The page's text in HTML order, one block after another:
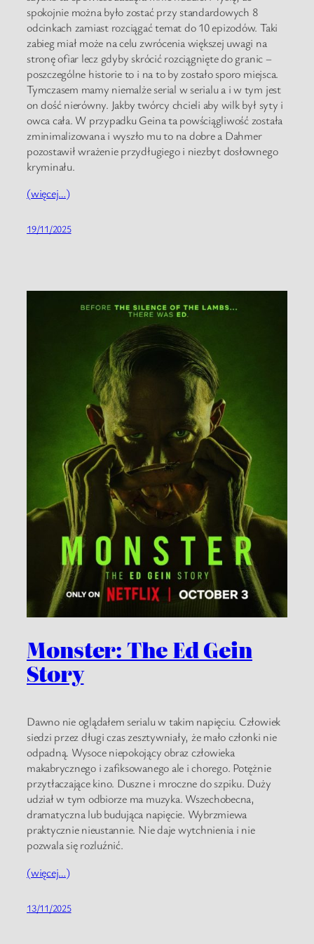
spokojnie można było zostać przy standardowych 8
odcinkach zamiast rozciągać temat do 10 epizodów. Taki
zabieg miał może na celu zwrócenia większej uwagi na
stronę ofiar lecz gdyby skrócić rozciągnięte do granic –
poszczególne historie to i na to by zostało sporo miejsca.
Tymczasem mamy niemalże serial w serialu a i w tym jest
on dość nierówny. Jakby twórcy chcieli aby wilk był syty i
owca cała. W przypadku Geina ta powściągliwość została
zminimalizowana i wyszło mu to na dobre a Dahmer
pozostawił wrażenie przydługiego i niezbyt dosłownego
kryminału.
(więcej…)
19/11/2025
Monster: The Ed Gein
Story
Dawno nie oglądałem serialu w takim napięciu. Człowiek
siedzi przez długi czas zesztywniały, że mało członki nie
odpadną. Wysoce niepokojący obraz człowieka
makabrycznego i zafiksowanego ale i chorego. Potężnie
przytłaczające kino. Duszne i mroczne do szpiku. Duży
udział w tym odbiorze ma muzyka. Wszechobecna,
dramatyczna lub budująca napięcie. Wybrzmiewa
praktycznie nieustannie. Nie daje wytchnienia i nie
pozwala się rozluźnić.
(więcej…)
13/11/2025